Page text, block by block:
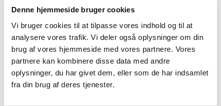
Denne hjemmeside bruger cookies
Vi bruger cookies til at tilpasse vores indhold og til at
analysere vores trafik. Vi deler også oplysninger om din
brug af vores hjemmeside med vores partnere. Vores
partnere kan kombinere disse data med andre
oplysninger, du har givet dem, eller som de har indsamlet
fra din brug af deres tjenester.
Jeg praktiserer følgende
terapiformer
Emotionsfokuseret terapi,
Parterapi,
Kognitiv adfærdsterapi